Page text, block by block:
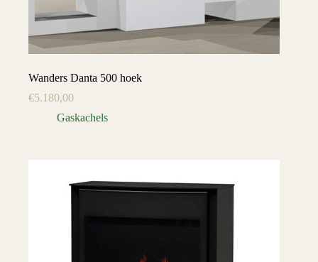
Wanders Danta 500 hoek
€5.180,00
Gaskachels